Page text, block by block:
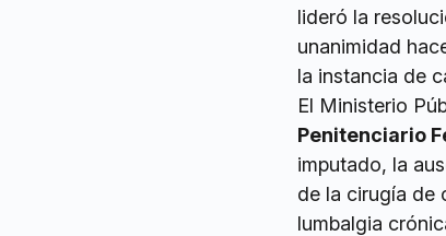
lideró la
unanimidad
la instancia de
El Ministerio
Penitenciario
imputado, la
de la cirugía de
lumbalgia